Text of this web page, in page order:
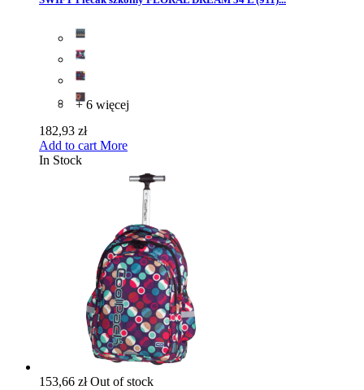
+ 6 więcej
182,93 zł
Add to cart More
In Stock
153,66 złOut of stock